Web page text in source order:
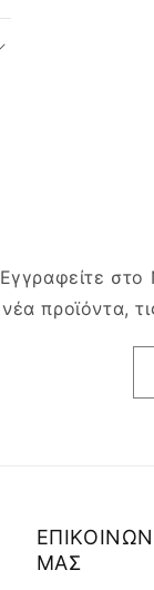
Εγγραφείτε στο
νέα προϊόντα,
ΜΑΣ